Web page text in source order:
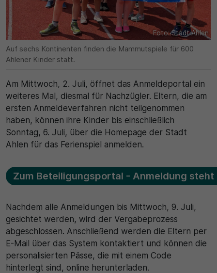
Foto: Stadt Ahlen
Auf sechs Kontinenten finden die Mammutspiele für 600
Ahlener Kinder statt.
Am Mittwoch, 2. Juli, öffnet das Anmeldeportal ein
weiteres Mal, diesmal für Nachzügler. Eltern, die am
ersten Anmeldeverfahren nicht teilgenommen
haben, können ihre Kinder bis einschließlich
Sonntag, 6. Juli, über die Homepage der Stadt
Ahlen für das Ferienspiel anmelden.
Zum Beteiligungsportal - Anmeldung
Nachdem alle Anmeldungen bis Mittwoch, 9. Juli,
gesichtet werden, wird der Vergabeprozess
abgeschlossen. Anschließend werden die Eltern per
E-Mail über das System kontaktiert und können die
personalisierten Pässe, die mit einem Code
hinterlegt sind, online herunterladen.
30 Minuten
Zweck
Wird für statistische Zwecke verwendet,